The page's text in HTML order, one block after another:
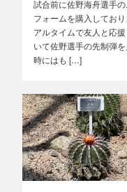
試合前に佐野海舟選手の
フォームを購入しており
アルタイムで友人と応
いて佐野選手の先制弾
時にはも […]